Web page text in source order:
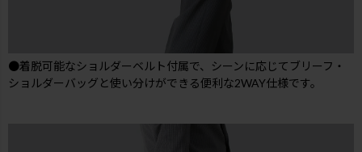
●着脱可能なショルダーベルト付属で、シーンに応じてブリーフ・
ショルダーバッグと使い分けができる便利な2WAY仕様です。